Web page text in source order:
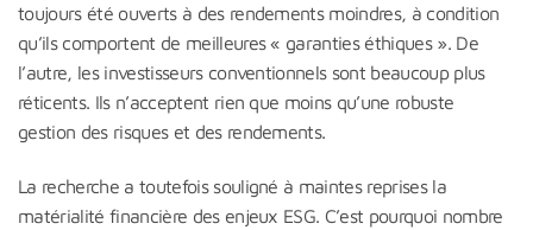
toujours été ouverts à des rendements moindres, à condition
qu’ils comportent de meilleures « garanties éthiques ». De
l’autre, les investisseurs conventionnels sont beaucoup plus
réticents. Ils n’acceptent rien que moins qu’une robuste
gestion des risques et des rendements.
La recherche a toutefois souligné à maintes reprises la
matérialité financière des enjeux ESG. C’est pourquoi nombre